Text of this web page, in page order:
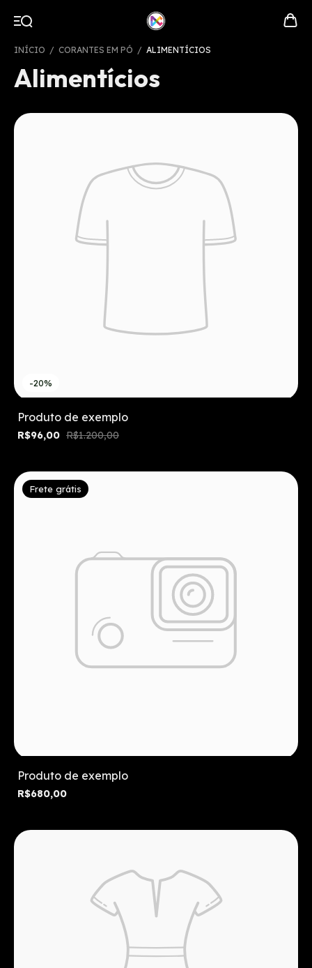
INÍCIO / CORANTES EM PÓ / ALIMENTÍCIOS
Alimentícios
-20%
Produto de exemplo
R$96,00 R$1.200,00
Frete grátis
Produto de exemplo
R$680,00